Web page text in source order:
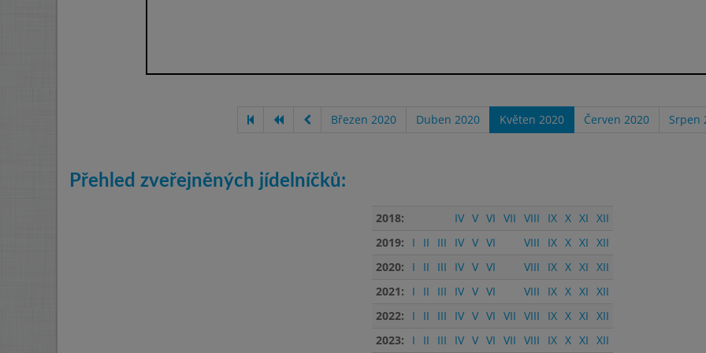
Březen 2020 Duben 2020 Květen 2020 Červen 2020 Srpen
Přehled zveřejněných jídelníčků:
2018: IV V VI VII VIII IX X XI XII
2019:
I II III IV V VI VIII IX X XI XII
2020:
I II III IV V VI VIII IX X XI XII
2021:
I II III IV V VI VIII IX X XI XII
2022:
I II III IV V VI VII VIII IX X XI XII
2023:
I II III IV V VI VII VIII IX X XI XII